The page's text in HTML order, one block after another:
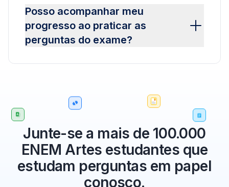
Posso acompanhar meu
progresso ao praticar as
perguntas do exame?
Junte-se a mais de 100.000
ENEM Artes estudantes que
estudam perguntas em papel
conosco.